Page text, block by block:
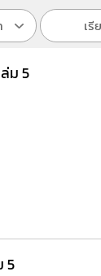
เ
ม 5
5